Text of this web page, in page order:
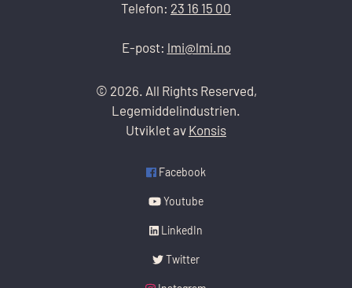
Telefon: 23 16 15 00
E-post: lmi@lmi.no
© 2026. All Rights Reserved,
Legemiddelindustrien.
Utviklet av Konsis
Facebook
Youtube
LinkedIn
Twitter